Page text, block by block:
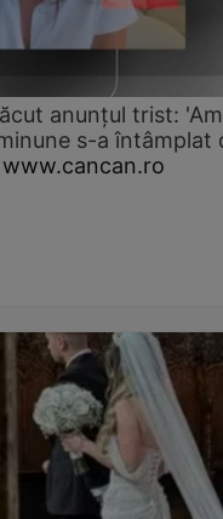
anunțul trist:
s-a întâmplat
www.cancan.ro